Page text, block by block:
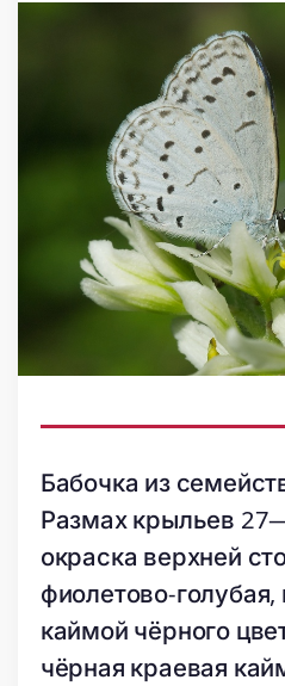
Бабочка из
Размах крыльев
окраска верхней
фиолетово-
каймой чёрного
чёрная краевая